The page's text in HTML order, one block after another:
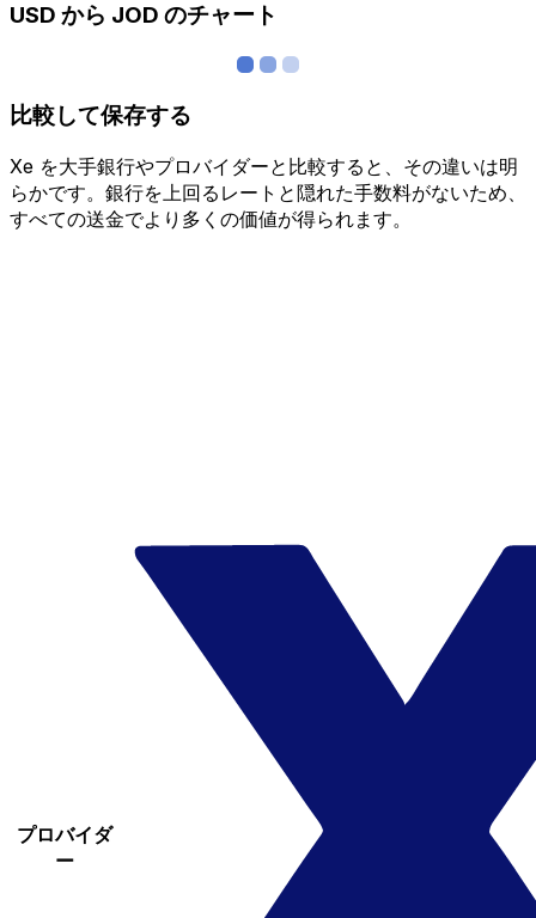
USD から JOD のチャート
比較して保存する
Xe を大手銀行やプロバイダーと比較すると、その違いは明
らかです。銀行を上回るレートと隠れた手数料がないため、
すべての送金でより多くの価値が得られます。
プロバイダ
ー